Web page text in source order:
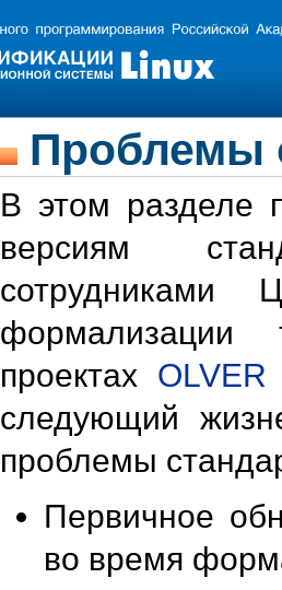
Проблемы
В этом разделе
версиям
формализации
проектах OLVER
следующий
проблемы
Первичное
во время